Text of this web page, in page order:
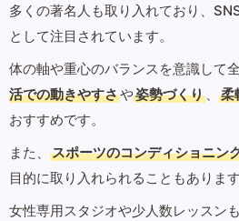
多くの著名人も取り入れており、
として注目されています。
体の軸や重心のバランスを意識して
活での動きやすさや姿勢づくり 、 柔
おすすめです。
また、
スポーツのコンディショニン
目的に取り入れられることもあります
女性専用スタジオや少人数レッスン